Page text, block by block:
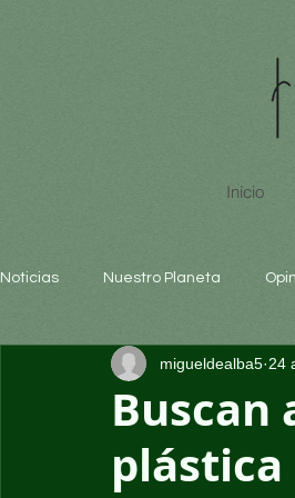
Inicio
Noticias Nuestro Planeta
Arte y cultura Educación
Buscan
migueldealba5 24